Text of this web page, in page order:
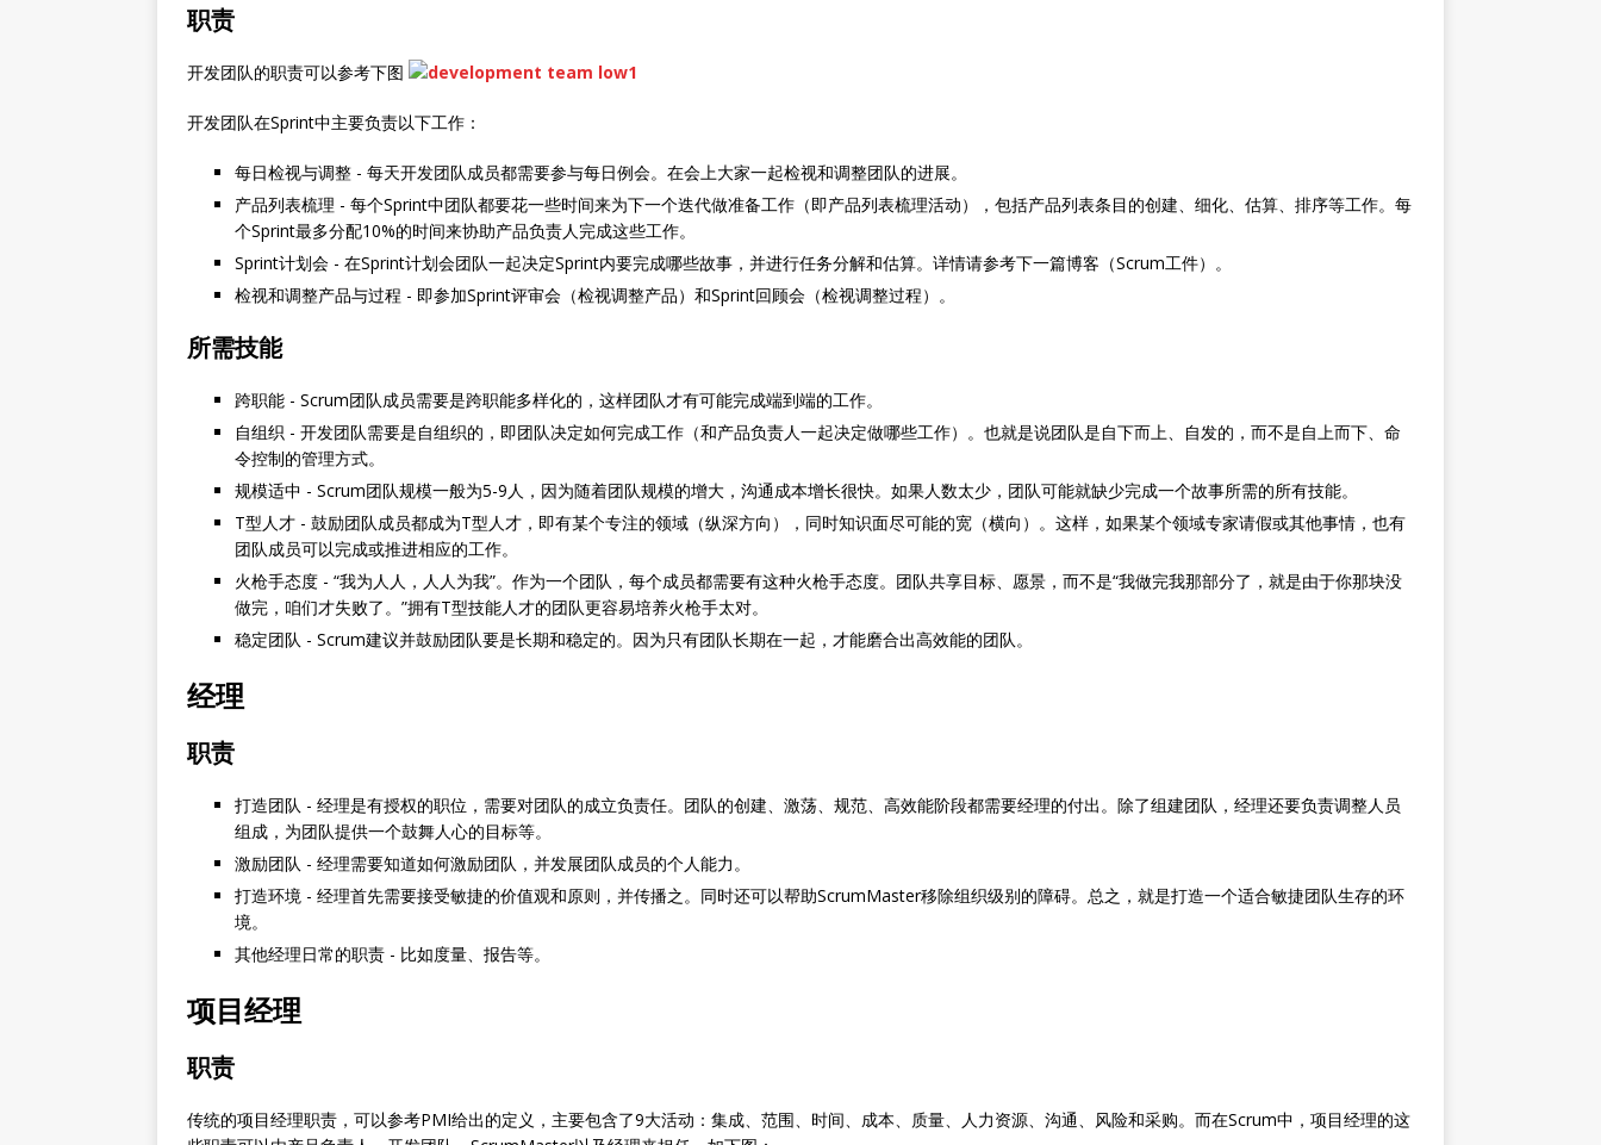
职责
开发团队的职责可以参考下图
开发团队在Sprint中主要负责以下工作：
每日检视与调整 - 每天开发团队成员都需要参与每日例会。在会上大家一起检视和调整团队的进展。
产品列表梳理 - 每个Sprint中团队都要花一些时间来为下一个迭代做准备工作（即产品列表梳理活动），包括产品列表条目的创建、细化、估算、排序等工作。每
个Sprint最多分配10%的时间来协助产品负责人完成这些工作。
Sprint计划会 - 在Sprint计划会团队一起决定Sprint内要完成哪些故事，并进行任务分解和估算。详情请参考下一篇博客（Scrum工件）。
检视和调整产品与过程 - 即参加Sprint评审会（检视调整产品）和Sprint回顾会（检视调整过程）。
所需技能
跨职能 - Scrum团队成员需要是跨职能多样化的，这样团队才有可能完成端到端的工作。
自组织 - 开发团队需要是自组织的，即团队决定如何完成工作（和产品负责人一起决定做哪些工作）。也就是说团队是自下而上、自发的，而不是自上而下、命
令控制的管理方式。
规模适中 - Scrum团队规模一般为5-9人，因为随着团队规模的增大，沟通成本增长很快。如果人数太少，团队可能就缺少完成一个故事所需的所有技能。
T型人才 - 鼓励团队成员都成为T型人才，即有某个专注的领域（纵深方向），同时知识面尽可能的宽（横向）。这样，如果某个领域专家请假或其他事情，也有
团队成员可以完成或推进相应的工作。
火枪手态度 - “我为人人，人人为我”。作为一个团队，每个成员都需要有这种火枪手态度。团队共享目标、愿景，而不是“我做完我那部分了，就是由于你那块没
做完，咱们才失败了。”拥有T型技能人才的团队更容易培养火枪手太对。
稳定团队 - Scrum建议并鼓励团队要是长期和稳定的。因为只有团队长期在一起，才能磨合出高效能的团队。
经理
职责
打造团队 - 经理是有授权的职位，需要对团队的成立负责任。团队的创建、激荡、规范、高效能阶段都需要经理的付出。除了组建团队，经理还要负责调整人员
组成，为团队提供一个鼓舞人心的目标等。
激励团队 - 经理需要知道如何激励团队，并发展团队成员的个人能力。
打造环境 - 经理首先需要接受敏捷的价值观和原则，并传播之。同时还可以帮助ScrumMaster移除组织级别的障碍。总之，就是打造一个适合敏捷团队生存的环
境。
其他经理日常的职责 - 比如度量、报告等。
项目经理
职责
传统的项目经理职责，可以参考PMI给出的定义，主要包含了9大活动：集成、范围、时间、成本、质量、人力资源、沟通、风险和采购。而在Scrum中，项目经理的这